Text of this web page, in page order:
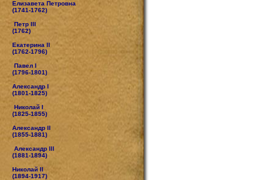
Елизавета Петровна
(1741-1762)
Петр III
(1762)
Екатерина II
(1762-1796)
Павел I
(1796-1801)
Александр I
(1801-1825)
Николай I
(1825-1855)
Александр II
(1855-1881)
Александр III
(1881-1894)
Николай II
(1894-1917)